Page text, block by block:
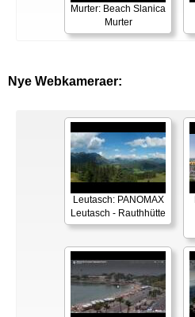
Murter: Beach Slanica
Murter
Nye Webkameraer:
Leutasch: PANOMAX
Leutasch - Rauthhütte